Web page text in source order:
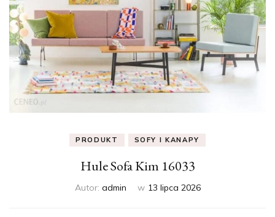
PRODUKT SOFY I KANAPY
Hule Sofa Kim 16033
Autor: admin w 13 lipca 2026